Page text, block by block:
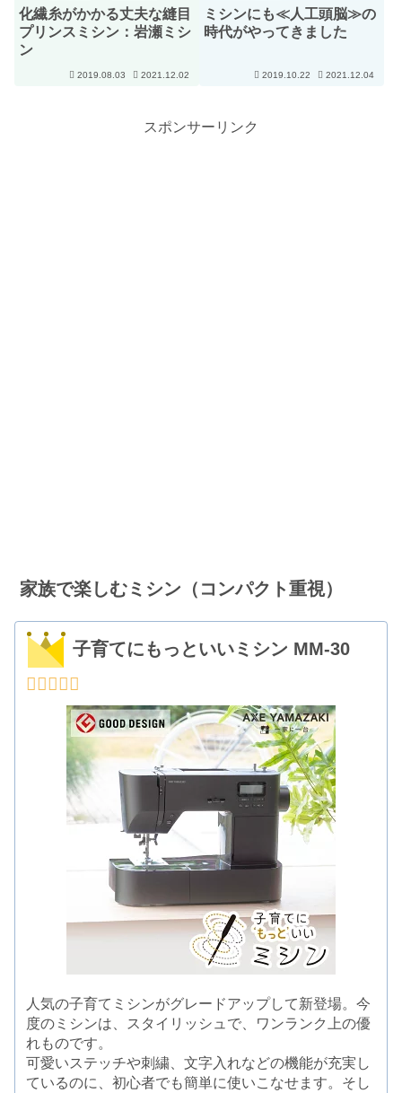
化繊糸がかかる丈夫な縫目
プリンスミシン：岩瀬ミシ
ン
2019.08.03 2021.12.02
ミシンにも≪人工頭脳≫の
時代がやってきました
2019.10.22 2021.12.04
スポンサーリンク
家族で楽しむミシン（コンパクト重視）
子育てにもっといいミシン MM-30
人気の子育てミシンがグレードアップして新登場。今
度のミシンは、スタイリッシュで、ワンランク上の優
れものです。
可愛いステッチや刺繍、文字入れなどの機能が充実し
ているのに、初心者でも簡単に使いこなせます。そし